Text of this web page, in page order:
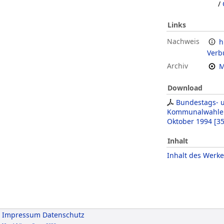
/
Links
Nachweis
Archiv
Download
Bundestags-
Oktober 1994 [
Inhalt
Inhalt des
Impressum Datenschutz